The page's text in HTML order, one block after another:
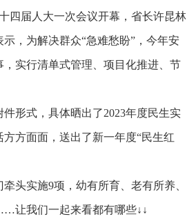
四届人大一次会议开幕，省长许昆林
，为解决群众“急难愁盼”，今年安
，实行清单式管理、项目化推进、节
形式，具体晒出了2023年度民生实
方面面，送出了新一年度“民生红
头实施9项，幼有所育、老有所养、
让我们一起来看都有哪些↓↓